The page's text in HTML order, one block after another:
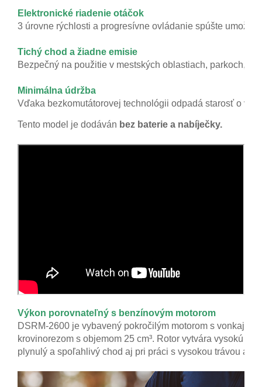
Elektronické riadenie otáčok
3 úrovne rýchlosti a progresívne ovládanie spúšte
Bezpečný na použitie v mestských oblastiach, parkoch, u
Vďaka bezkomutátorovej technológii odpadá starosť o
Tento model je dodáván bez baterie a nabíječky.
Výkon porovnateľný s benzínovým motorom
DSRM-2600 je vybavený pokročilým motorom s
krovinorezom s objemom 25 cm³. Rotor vytvára vysokú
plynulý a spoľahlivý chod aj pri práci s vysokou trávou